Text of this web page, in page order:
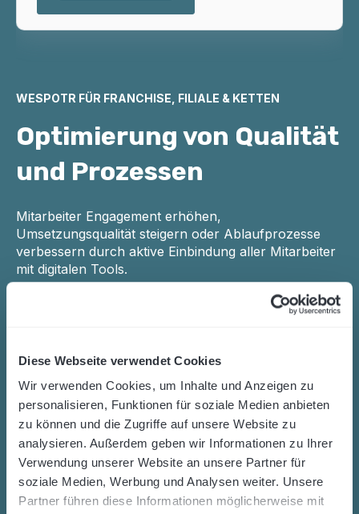
Diese Webseite verwendet Cookies
Wir verwenden Cookies, um Inhalte und Anzeigen zu
personalisieren, Funktionen für soziale Medien anbieten
zu können und die Zugriffe auf unsere Website zu
analysieren. Außerdem geben wir Informationen zu Ihrer
Verwendung unserer Website an unsere Partner für
soziale Medien, Werbung und Analysen weiter. Unsere
Partner führen diese Informationen möglicherweise mit
WESPOTR FÜR FRANCHISE, FILIALE & KETTEN
Optimierung von Qualität
und Prozessen​
Mitarbeiter Engagement erhöhen,
Umsetzungsqualität steigern oder Ablaufprozesse
verbessern durch aktive Einbindung aller Mitarbeiter
mit digitalen Tools.